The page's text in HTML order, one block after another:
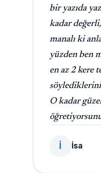
bir yazıda
kadar
manalı ki
yüzden ben
en az 2 kere
O kadar
İ İsa